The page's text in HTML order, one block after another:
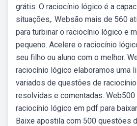
grátis. O raciocínio lógico é a
situações,. Websão mais de 560
para turbinar o raciocínio lógico e
pequeno. Acelere o raciocínio
seu filho ou aluno com o melhor.
raciocínio lógico elaboramos uma
variados de questões de
resolvidas e comentadas.
raciocínio lógico em pdf para
Baixe apostila com 500 questões